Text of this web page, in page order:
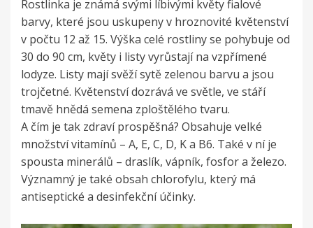
Rostlinka je známá svými líbivými květy fialové
barvy, které jsou uskupeny v hroznovité květenství
v počtu 12 až 15. Výška celé rostliny se pohybuje od
30 do 90 cm, květy i listy vyrůstají na vzpřímené
lodyze. Listy mají svěží sytě zelenou barvu a jsou
trojčetné. Květenství dozrává ve světle, ve stáří
tmavě hnědá semena zploštělého tvaru.
A čím je tak zdraví prospěšná? Obsahuje velké
množství vitamínů – A, E, C, D, K a B6. Také v ní je
spousta minerálů – draslík, vápník, fosfor a železo.
Významný je také obsah chlorofylu, který má
antiseptické a desinfekční účinky.